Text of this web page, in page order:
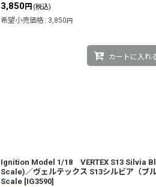
3,850円 (税込)
希望小売価格 : 3,850円
カートに入れ
Ignition Model 1/18 VERTEX S13 Silvia
Scale)／ヴェルテックス S13シルビア（ブ
Scale [IG3590]